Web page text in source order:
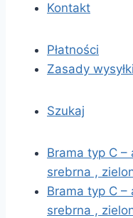
Kontakt
Płatności
Zasady wysyłki
Szukaj
Brama typ C
srebrna ,
Brama typ C
srebrna ,